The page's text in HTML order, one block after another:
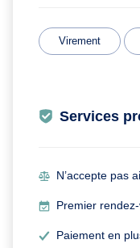
Virement
Services
N’accepte pas
Premier
Paiement en